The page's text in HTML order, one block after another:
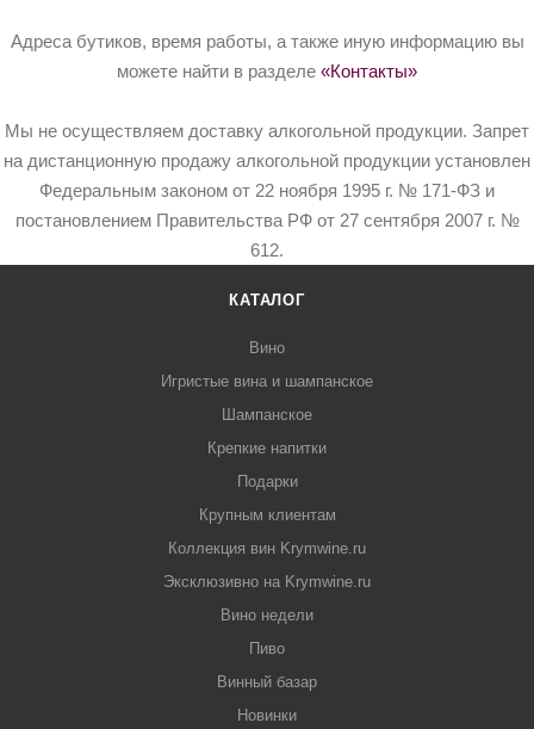
Адреса бутиков, время работы, а также иную информацию вы
можете найти в разделе «Контакты»
Мы не осуществляем доставку алкогольной продукции. Запрет
на дистанционную продажу алкогольной продукции установлен
Федеральным законом от 22 ноября 1995 г. № 171-ФЗ и
постановлением Правительства РФ от 27 сентября 2007 г. №
612.
КАТАЛОГ
Вино
Игристые вина и шампанское
Шампанское
Крепкие напитки
Подарки
Крупным клиентам
Коллекция вин Krymwine.ru
Эксклюзивно на Krymwine.ru
Вино недели
Пиво
Винный базар
Новинки